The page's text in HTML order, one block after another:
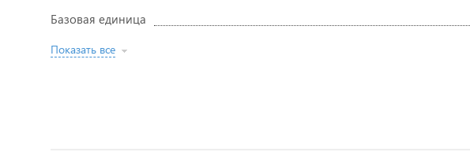
Базовая единица
Показать все